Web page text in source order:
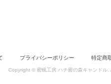
プライバシーポリシー 特定商
Copyright © 蜜蝋工房 ハチ蜜の森キャンドル.